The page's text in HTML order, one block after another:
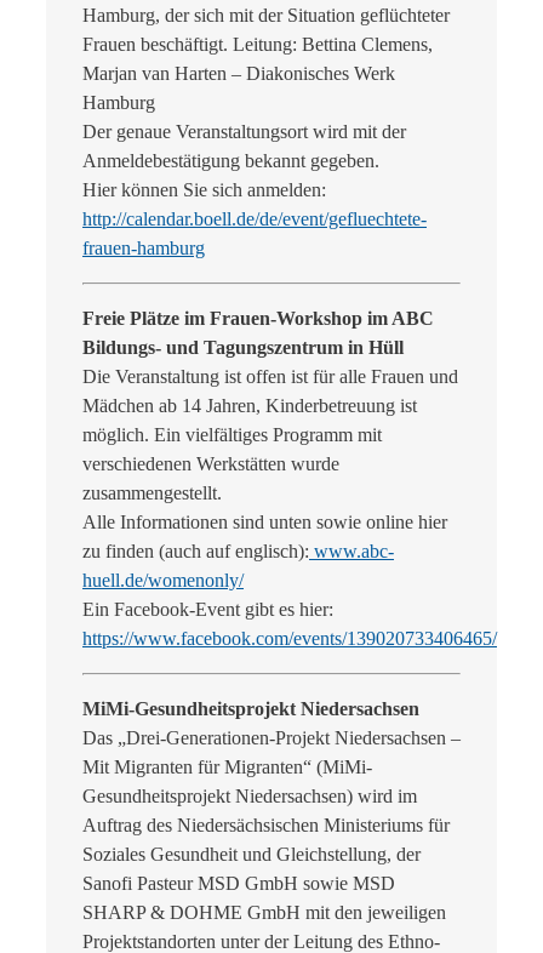
Hamburg, der sich mit der Situation geflüchteter
Frauen beschäftigt. Leitung: Bettina Clemens,
Marjan van Harten – Diakonisches Werk
Hamburg
Der genaue Veranstaltungsort wird mit der
Anmeldebestätigung bekannt gegeben.
Hier können Sie sich anmelden:
http://calendar.boell.de/de/event/gefluechtete-
frauen-hamburg
Freie Plätze im Frauen-Workshop im ABC
Bildungs- und Tagungszentrum in Hüll
Die Veranstaltung ist offen ist für alle Frauen und
Mädchen ab 14 Jahren, Kinderbetreuung ist
möglich. Ein vielfältiges Programm mit
verschiedenen Werkstätten wurde
zusammengestellt.
Alle Informationen sind unten sowie online hier
zu finden (auch auf englisch): www.abc-
huell.de/womenonly/
Ein Facebook-Event gibt es hier:
https://www.facebook.com/events/139020733406465/
MiMi-Gesundheitsprojekt Niedersachsen
Das „Drei-Generationen-Projekt Niedersachsen –
Mit Migranten für Migranten“ (MiMi-
Gesundheitsprojekt Niedersachsen) wird im
Auftrag des Niedersächsischen Ministeriums für
Soziales Gesundheit und Gleichstellung, der
Sanofi Pasteur MSD GmbH sowie MSD
SHARP & DOHME GmbH mit den jeweiligen
Projektstandorten unter der Leitung des Ethno-